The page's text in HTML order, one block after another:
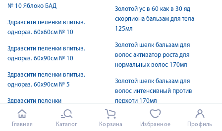
№ 10 Яблоко БАД
Здравсити пеленки впитыв.
однораз. 60х60см № 10
Здравсити пеленки впитыв.
однораз. 60х90см № 10
Здравсити пеленки впитыв.
однораз. 60х90см № 5
Здравсити пеленки
впитывающие однораз. 60х60
см N5
Золотой ус в 60 как в 30 яд
скорпиона бальзам для тела
125мл
Золотой шелк бальзам для
волос активатор роста для
нормальных волос 170мл
Золотой шелк бальзам для
волос интенсивный против
перхоти 170мл
Золотой шелк бальзам для
волос Контроль над потерей
Главная Каталог Корзина Избранное Профиль